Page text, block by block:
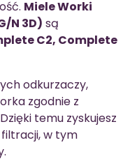
Miele Worki
N 3D) są
C2, Complete
odkurzaczy,
zgodnie z
temu zyskujesz
w tym